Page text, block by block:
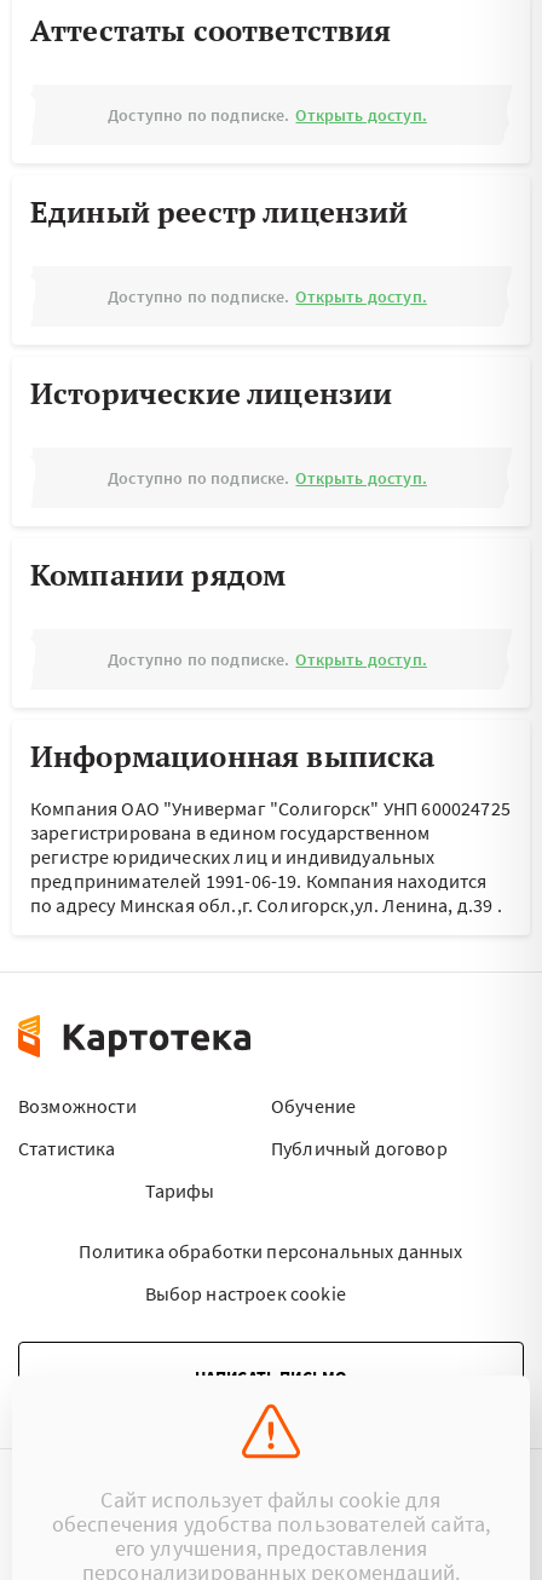
Аттестаты соответствия
Доступно по подписке. Открыть доступ.
Единый реестр лицензий
Доступно по подписке. Открыть доступ.
Исторические лицензии
Доступно по подписке. Открыть доступ.
Компании рядом
Доступно по подписке. Открыть доступ.
Информационная выписка
Компания ОАО "Универмаг "Солигорск" УНП 600024725
зарегистрирована в едином государственном
регистре юридических лиц и индивидуальных
предпринимателей 1991-06-19. Компания находится
по адресу Минская обл.,г. Солигорск,ул. Ленина, д.39 .
Возможности
Статистика
Тарифы
Обучение
Публичный договор
Политика обработки персональных данных
Выбор настроек cookie
НАПИСАТЬ ПИСЬМО
©2015 - 2026 Kartoteka.by Все права защищены.
+375 (29) 17-383-17
ООО «Картотека»
Сайт использует файлы cookie для
обеспечения удобства пользователей сайта,
его улучшения, предоставления
персонализированных рекомендаций.